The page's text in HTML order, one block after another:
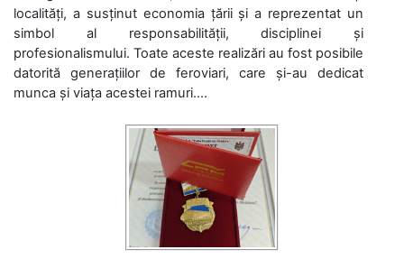
localități, a susținut economia țării și a reprezentat un
simbol al responsabilității, disciplinei și
profesionalismului. Toate aceste realizări au fost posibile
datorită generațiilor de feroviari, care și-au dedicat
munca și viața acestei ramuri....